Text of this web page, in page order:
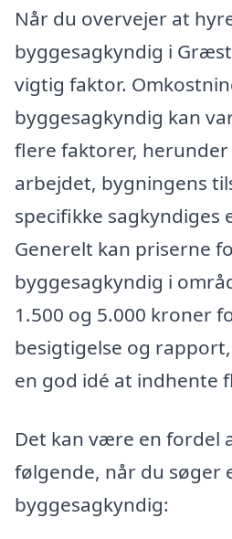
Når du overvejer at
byggesagkyndig i
vigtig faktor.
byggesagkyndig kan
flere faktorer,
arbejdet, bygningens
specifikke sagkyndiges
Generelt kan priserne
byggesagkyndig i
1.500 og 5.000 kroner
besigtigelse og
en god idé at indhente
Det kan være en fordel
følgende, når du søger
byggesagkyndig: